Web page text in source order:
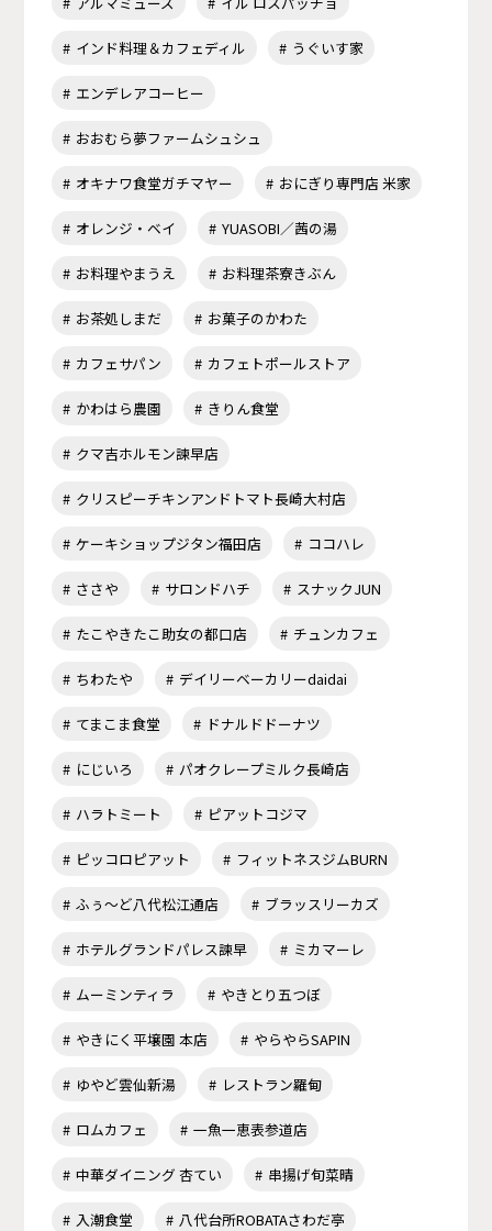
インド料理＆カフェディル うぐいす家
エンデレアコーヒー
おおむら夢ファームシュシュ
オキナワ食堂ガチマヤー おにぎり専門店 米家
オレンジ・ベイ YUASOBI／茜の湯
お料理やまうえ お料理茶寮きぶん
お茶処しまだ お菓子のかわた
カフェサパン カフェトポールストア
かわはら農園 きりん食堂
クマ吉ホルモン諫早店
クリスピーチキンアンドトマト長崎大村店
ケーキショップジタン福田店 ココハレ
ささや サロンドハチ スナックJUN
たこやきたこ助女の都口店 チュンカフェ
ちわたや デイリーベーカリーdaidai
てまこま食堂 ドナルドドーナツ
にじいろ パオクレープミルク長崎店
ハラトミート ピアットコジマ
ピッコロピアット フィットネスジムBURN
ふぅ～ど八代松江通店 ブラッスリーカズ
ホテルグランドパレス諫早 ミカマーレ
ムーミンティラ やきとり五つぼ
やきにく平壌園 本店 やらやらSAPIN
ゆやど雲仙新湯 レストラン羅甸
ロムカフェ 一魚一恵表参道店
中華ダイニング 杏てい 串揚げ旬菜晴
入潮食堂 八代台所ROBATAさわだ亭